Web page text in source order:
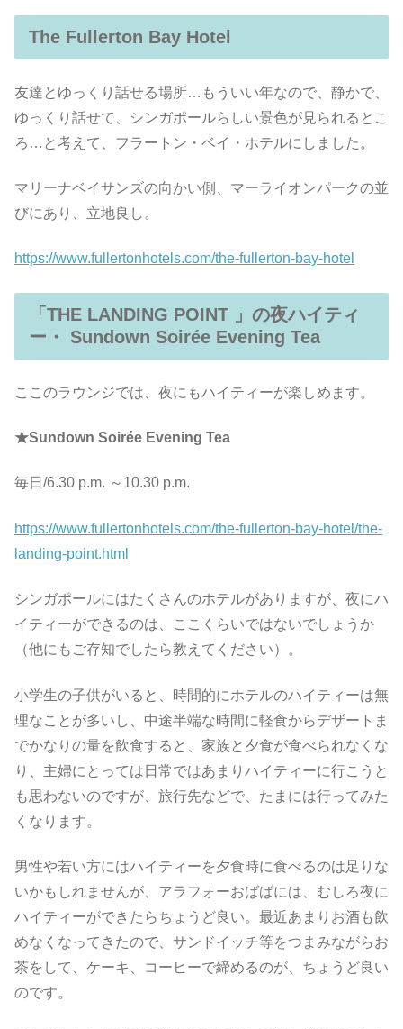
The Fullerton Bay Hotel
友達とゆっくり話せる場所…もういい年なので、静かで、
ゆっくり話せて、シンガポールらしい景色が見られるとこ
ろ…と考えて、フラートン・ベイ・ホテルにしました。
マリーナベイサンズの向かい側、マーライオンパークの並
びにあり、立地良し。
https://www.fullertonhotels.com/the-fullerton-bay-hotel
「THE LANDING POINT 」の夜ハイティ
ー・ Sundown Soirée Evening Tea
ここのラウンジでは、夜にもハイティーが楽しめます。
★Sundown Soirée Evening Tea
毎日/6.30 p.m. ～10.30 p.m.
https://www.fullertonhotels.com/the-fullerton-bay-hotel/the-
landing-point.html
シンガポールにはたくさんのホテルがありますが、夜にハ
イティーができるのは、ここくらいではないでしょうか
（他にもご存知でしたら教えてください）。
小学生の子供がいると、時間的にホテルのハイティーは無
理なことが多いし、中途半端な時間に軽食からデザートま
でかなりの量を飲食すると、家族と夕食が食べられなくな
り、主婦にとっては日常ではあまりハイティーに行こうと
も思わないのですが、旅行先などで、たまには行ってみた
くなります。
男性や若い方にはハイティーを夕食時に食べるのは足りな
いかもしれませんが、アラフォーおばばには、むしろ夜に
ハイティーができたらちょうど良い。最近あまりお酒も飲
めなくなってきたので、サンドイッチ等をつまみながらお
茶をして、ケーキ、コーヒーで締めるのが、ちょうど良い
のです。